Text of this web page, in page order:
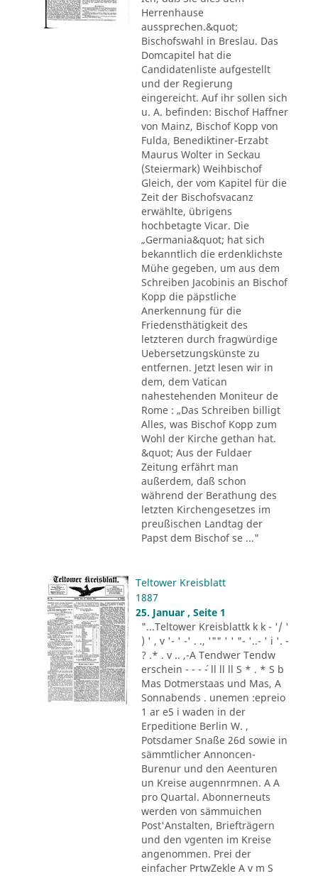
Herrenhause
aussprechen.&quot;
Bischofswahl in Breslau. Das
Domcapitel hat die
Candidatenliste aufgestellt
und der Regierung
eingereicht. Auf ihr sollen sich
u. A. befinden: Bischof Haffner
von Mainz, Bischof Kopp von
Fulda, Benediktiner-Erzabt
Maurus Wolter in Seckau
(Steiermark) Weihbischof
Gleich, der vom Kapitel für die
Zeit der Bischofsvacanz
erwählte, übrigens
hochbetagte Vicar. Die
„Germania&quot; hat sich
bekanntlich die erdenklichste
Mühe gegeben, um aus dem
Schreiben Jacobinis an Bischof
Kopp die päpstliche
Anerkennung für die
Friedensthätigkeit des
letzteren durch fragwürdige
Uebersetzungskünste zu
entfernen. Jetzt lesen wir in
dem, dem Vatican
nahestehenden Moniteur de
Rome : „Das Schreiben billigt
Alles, was Bischof Kopp zum
Wohl der Kirche gethan hat.
&quot; Aus der Fuldaer
Zeitung erfährt man
außerdem, daß schon
während der Berathung des
letzten Kirchengesetzes im
preußischen Landtag der
Papst dem Bischof se ..."
Teltower Kreisblatt
1887
25. Januar , Seite 1
"...Teltower Kreisblattk k k - '/ '
) ' , v '- ' -' . ., '"" ' ' "- '..- ' i '. -
? .* . v .. ,-A Tendwer Tendw
erschein - - - ´- ll ll ll S * . * S b
Mas Dotmerstaas und Mas, A
Sonnabends . unemen :epreio
1 ar e5 i waden in der
Erpeditione Berlin W. ,
Potsdamer Snaße 26d sowie in
sämmtlicher Annoncen-
Burenur und den Aeenturen
un Kreise augennrmnen. A A
pro Quartal. Abonnerneuts
werden von sämmuichen
Post'Anstalten, Briefträgern
und den vgenten im Kreise
angenommen. Prei der
einfacher PrtwZekle A v m S